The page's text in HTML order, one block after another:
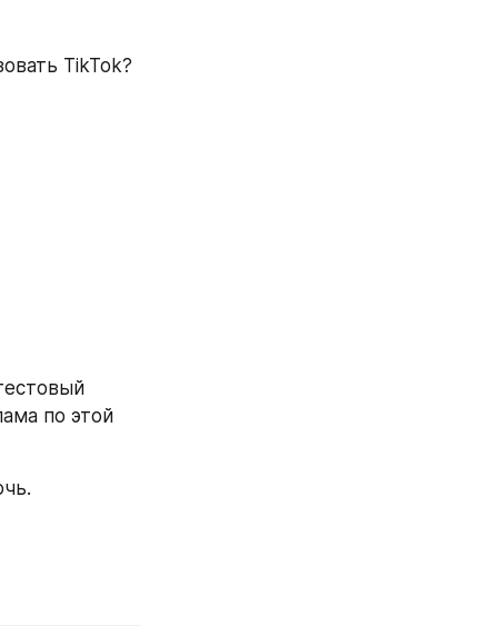
TikTok?
по этой